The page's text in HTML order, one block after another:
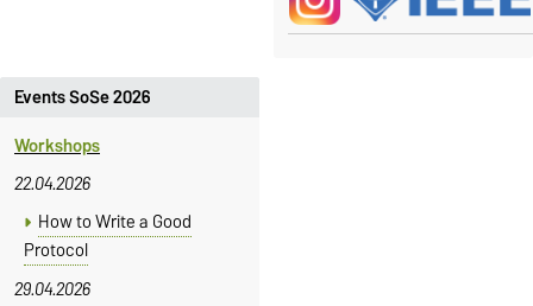
Events SoSe 2026
Workshops
22.04.2026
How to Write a Good
Protocol
29.04.2026